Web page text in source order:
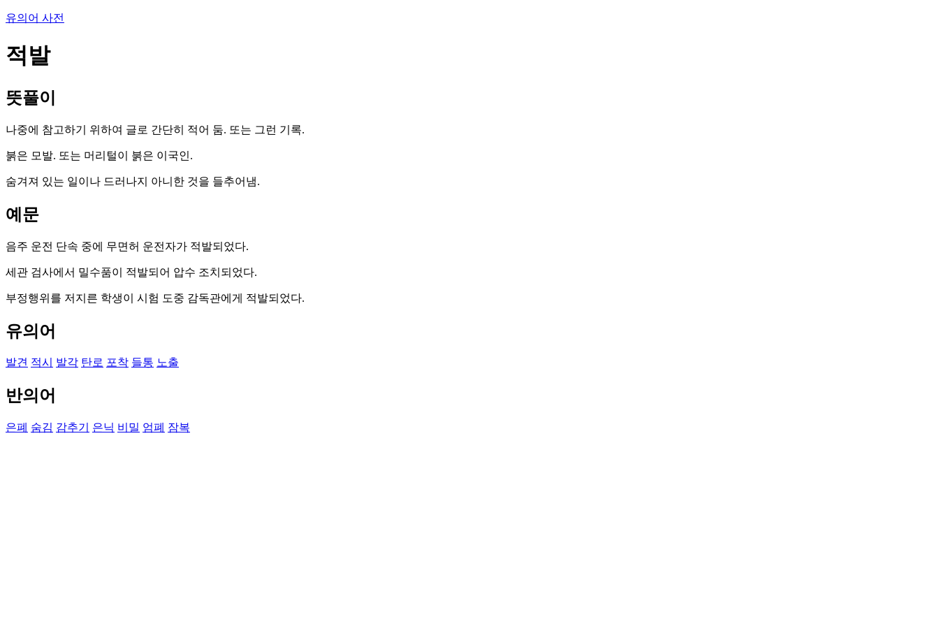
유의어 사전
적발
뜻풀이
나중에 참고하기 위하여 글로 간단히 적어 둠. 또는 그런 기록.
붉은 모발. 또는 머리털이 붉은 이국인.
숨겨져 있는 일이나 드러나지 아니한 것을 들추어냄.
예문
음주 운전 단속 중에 무면허 운전자가 적발되었다.
세관 검사에서 밀수품이 적발되어 압수 조치되었다.
부정행위를 저지른 학생이 시험 도중 감독관에게 적발되었다.
유의어
발견 적시 발각 탄로 포착 들통 노출
반의어
은폐 숨김 감추기 은닉 비밀 엄폐 잠복